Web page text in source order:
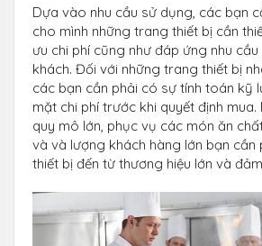
Dựa vào nhu cầu sử dụng, các bạn
cho mình những trang thiết bị cần
ưu chi phí cũng như đáp ứng nhu
khách. Đối với những trang thiết bị
các bạn cần phải có sự tính toán kỹ
mặt chi phí trước khi quyết định mua.
quy mô lớn, phục vụ các món ăn
và và lượng khách hàng lớn bạn cần
thiết bị đến từ thương hiệu lớn và